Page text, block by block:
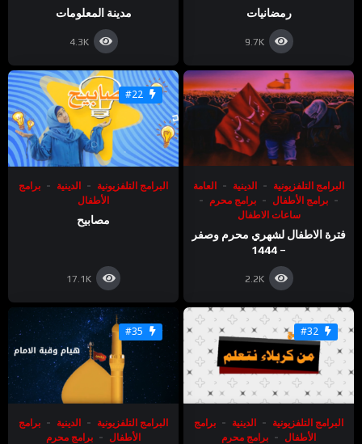
رمضانيات
9.7K
مدينة المعلومات
4.3K
البرامج التلفزيونية الدينية
العامة
برامج الأطفال
برامج محرم
ساعات الاطفال
فترة الاطفال لشهري محرم وصفر
– 1444
2.2K
#22
البرامج التلفزيونية الدينية
برامج
الأطفال
مصابيح
17.1K
#32
البرامج التلفزيونية الدينية
برامج
الأطفال
برامج محرم
#35
البرامج التلفزيونية الدينية
برامج
الأطفال
برامج محرم